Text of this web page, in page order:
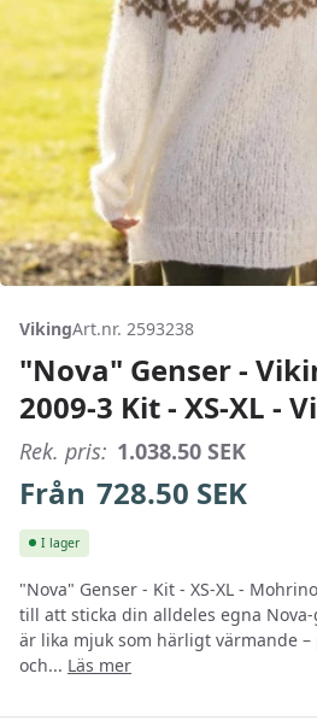
VikingArt.nr. 2593238
"Nova" Genser -
2009-3 Kit - XS-XL -
Rek. pris: 1.038.50SEK
Från 728.50 SEK
I lager
"Nova" Genser - Kit - XS-XL -
till att sticka din alldeles egna
är lika mjuk som härligt värmande
och... Läs mer